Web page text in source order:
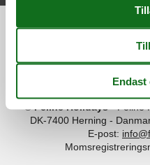
Kontakt
Om os
©Feline Holidays-Feline
DK-7400 Herning -
E-post: